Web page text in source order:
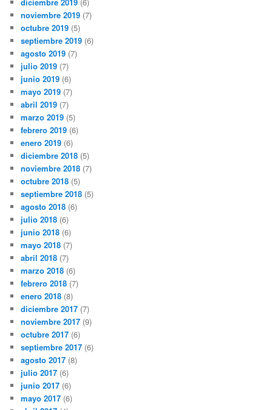
noviembre 2019 (7)
octubre 2019 (5)
septiembre 2019 (6)
agosto 2019 (7)
julio 2019 (7)
junio 2019 (6)
mayo 2019 (7)
abril 2019 (7)
marzo 2019 (5)
febrero 2019 (6)
enero 2019 (6)
diciembre 2018 (5)
noviembre 2018 (7)
octubre 2018 (5)
septiembre 2018 (5)
agosto 2018 (6)
julio 2018 (6)
junio 2018 (6)
mayo 2018 (7)
abril 2018 (7)
marzo 2018 (6)
febrero 2018 (7)
enero 2018 (8)
diciembre 2017 (7)
noviembre 2017 (9)
octubre 2017 (6)
septiembre 2017 (6)
agosto 2017 (8)
julio 2017 (6)
junio 2017 (6)
mayo 2017 (6)